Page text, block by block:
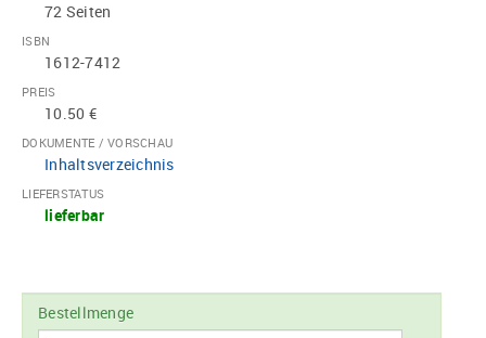
72 Seiten
ISBN
1612-7412
PREIS
10.50 €
DOKUMENTE / VORSCHAU
Inhaltsverzeichnis
LIEFERSTATUS
lieferbar
Bestellmenge